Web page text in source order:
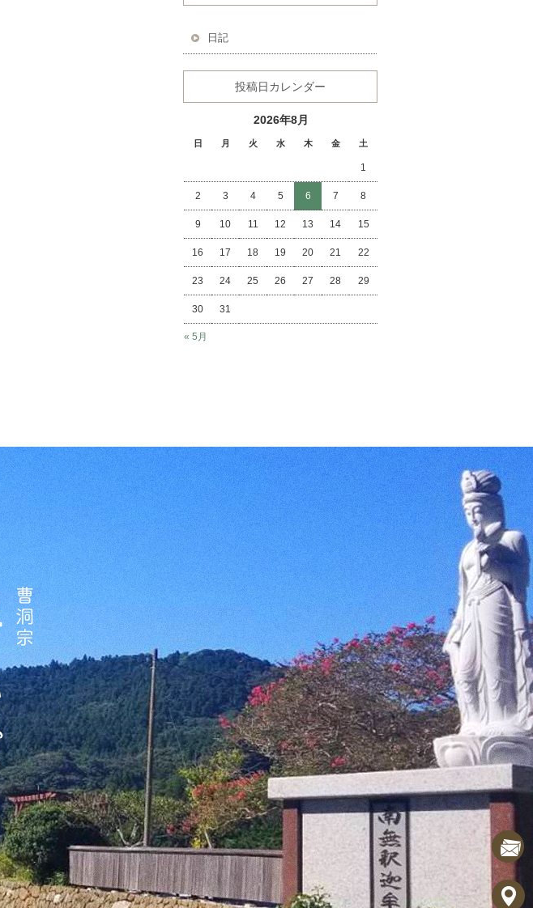
日記
投稿日カレンダー
2026年8月
日 月 火 水 木 金 土
« 5月
1
2 3 4 5 6 7 8
9 10 11 12 13 14 15
16 17 18 19 20 21 22
23 24 25 26 27 28 29
30 31